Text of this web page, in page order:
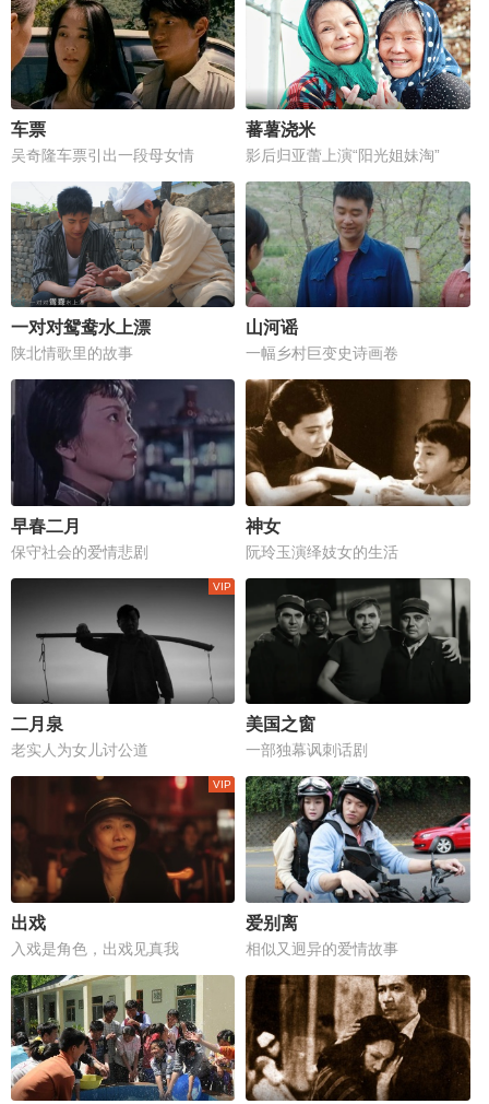
车票
吴奇隆车票引出一段母女情
蕃薯浇米
影后归亚蕾上演“阳光姐妹淘”
一对对鸳鸯水上漂
陕北情歌里的故事
山河谣
一幅乡村巨变史诗画卷
早春二月
保守社会的爱情悲剧
神女
阮玲玉演绎妓女的生活
二月泉
老实人为女儿讨公道
美国之窗
一部独幕讽刺话剧
出戏
入戏是角色，出戏见真我
爱别离
相似又迥异的爱情故事